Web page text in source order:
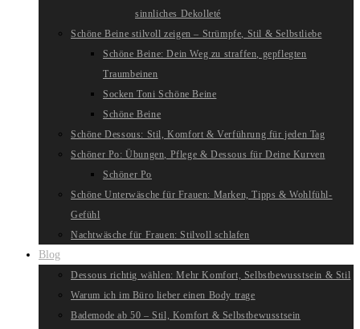
sinnliches Dekolleté
Schöne Beine stilvoll zeigen – Strümpfe, Stil & Selbstliebe
Schöne Beine: Dein Weg zu straffen, gepflegten
Traumbeinen
Socken Toni Schöne Beine
Schöne Beine
Schöne Dessous: Stil, Komfort & Verführung für jeden Tag
Schöner Po: Übungen, Pflege & Dessous für Deine Kurven
Schöner Po
Schöne Unterwäsche für Frauen: Marken, Tipps & Wohlfühl-
Gefühl
Nachtwäsche für Frauen: Stilvoll schlafen
Blog
Dessous richtig wählen: Mehr Komfort, Selbstbewusstsein & Stil
Warum ich im Büro lieber einen Body trage
Bademode ab 50 – Stil, Komfort & Selbstbewusstsein